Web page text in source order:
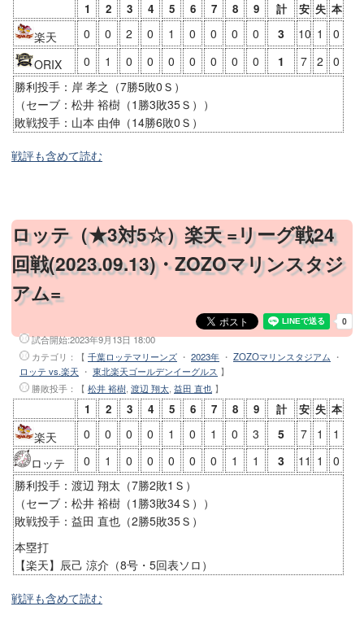
1 2 3 4 5 6 7 8 9 計 安 失 本
楽天 0 0 2 0 1 0 0 0 0 3 10 1
0
ORIX
0 1 0 0 0 0 0 0 0 1 7 2
0
勝利投手：岸 孝之（7勝5敗0Ｓ）
（セーブ：松井 裕樹（1勝3敗35Ｓ））
敗戦投手：山本 由伸（14勝6敗0Ｓ）
戦評も含めて読む
ロッテ（★3対5☆）楽天 =リーグ戦24
回戦(2023.09.13)・ZOZOマリンスタジ
アム=
試合開始:2023年9月13日 18:00
カテゴリ：【 千葉ロッテマリーンズ ・ 2023年 ・ ZOZOマリンスタジアム ・
ロッテ vs.楽天 ・ 東北楽天ゴールデンイーグルス 】
勝敗投手 ：【 松井 裕樹, 渡辺 翔太, 益田 直也 】
1 2 3 4 5 6 7 8 9 計 安 失 本
楽天 0 0 0 0 1 0 1 0 3 5 7 1
1
ロッテ
0 1 0 0 0 0 0 1 1 3 11 1
0
勝利投手：渡辺 翔太（7勝2敗1Ｓ）
（セーブ：松井 裕樹（1勝3敗34Ｓ））
敗戦投手：益田 直也（2勝5敗35Ｓ）
本塁打
【楽天】辰己 涼介（8号・5回表ソロ）
戦評も含めて読む